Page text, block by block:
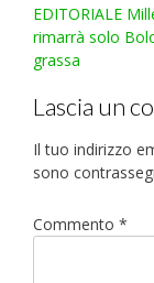
Post
navigation
EDITORIALE
rimarrà solo
grassa
Lascia un
Il tuo indirizzo
sono
Commento *